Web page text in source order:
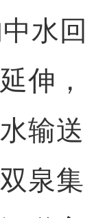
水回
伸，
输送
泉集